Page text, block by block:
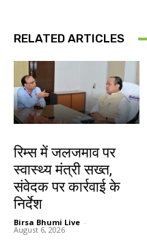
RELATED ARTICLES
रिम्स में जलजमाव पर
स्वास्थ्य मंत्री सख्त,
संवेदक पर कार्रवाई के
निर्देश
Birsa Bhumi Live -
August 6, 2026